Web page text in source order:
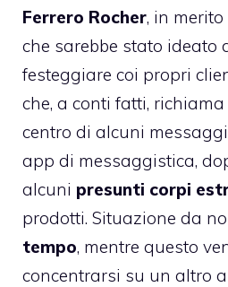
Ferrero Rocher, in
che sarebbe stato ideato
festeggiare coi propri
che, a conti fatti,
centro di alcuni
app di messaggistica,
alcuni presunti corpi
prodotti. Situazione da
tempo, mentre questo
concentrarsi su un altro